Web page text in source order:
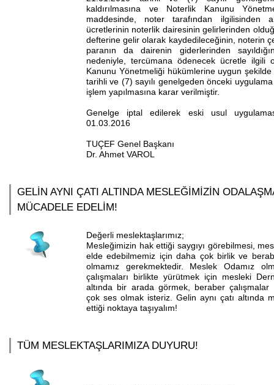
kaldırılmasına ve Noterlik Kanunu
maddesinde, noter tarafından ilgilisinden
ücretlerinin noterlik dairesinin gelirlerinden
defterine gelir olarak kaydedileceğinin, noterin
paranın da dairenin giderlerinden
nedeniyle, tercümana ödenecek ücretle ilgili
Kanunu Yönetmeliği hükümlerine uygun
tarihli ve (7) sayılı genelgeden önceki
işlem yapılmasına karar verilmiştir.
Genelge iptal edilerek eski usul
01.03.2016
TUÇEF Genel Başkanı
Dr. Ahmet VAROL
GELİN AYNI ÇATI ALTINDA MESLEĞİMİZİN
MÜCADELE EDELİM!
Değerli meslektaşlarımız;
Mesleğimizin hak ettiği saygıyı görebilmesi,
elde edebilmemiz için daha çok birlik ve
olmamız gerekmektedir. Meslek Odamız
çalışmaları birlikte yürütmek için mesleki
altında bir arada görmek, beraber çalışmalar
çok ses olmak isteriz. Gelin aynı çatı altında
ettiği noktaya taşıyalım!
TÜM MESLEKTAŞLARIMIZA DUYURU!